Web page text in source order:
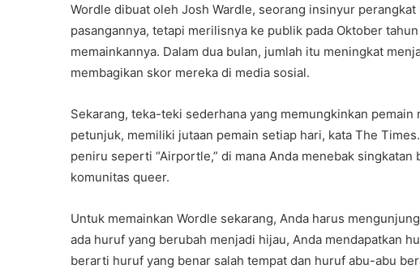
Wordle dibuat oleh Josh Wardle, seorang insinyur
pasangannya, tetapi merilisnya ke publik pada Oktober
memainkannya. Dalam dua bulan, jumlah itu meningkat
membagikan skor mereka di media sosial.
Sekarang, teka-teki sederhana yang memungkinkan
petunjuk, memiliki jutaan pemain setiap hari, kata The
peniru seperti “Airportle,” di mana Anda menebak
komunitas queer.
Untuk memainkan Wordle sekarang, Anda harus
ada huruf yang berubah menjadi hijau, Anda mendapatkan
berarti huruf yang benar salah tempat dan huruf abu-abu